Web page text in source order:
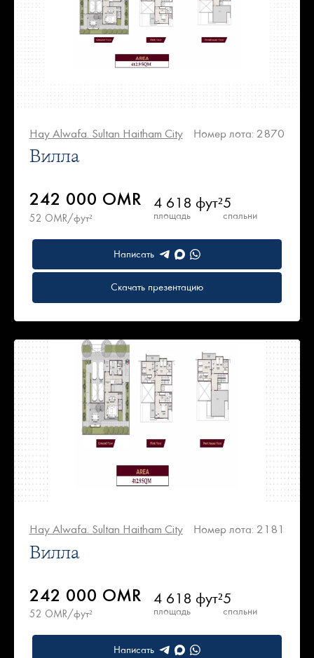
Hay Alwafa. Sultan Haitham City Номер лота: 2870
Вилла
242 000 OMR
52 OMR/фут²
4 618 фут²
площадь
5
спальни
Написать
Скачать презентацию
Hay Alwafa. Sultan Haitham City Номер лота: 2181
Вилла
242 000 OMR
52 OMR/фут²
4 618 фут²
площадь
5
спальни
Написать